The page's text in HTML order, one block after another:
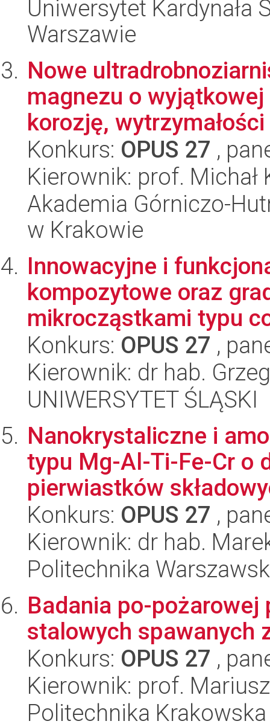
Uniwersytet Kardynała
Warszawie
Nowe
magnezu o
korozję,
Konkurs: OPUS 27 ,
Kierownik: prof. Michał
Akademia Górniczo-
w Krakowie
Innowacyjne i
kompozytowe oraz
mikrocząstkami typu
Konkurs: OPUS 27 ,
Kierownik: dr hab.
UNIWERSYTET ŚLĄSKI
Nanokrystaliczne i
typu Mg-Al-Ti-Fe-Cr o
pierwiastków
Konkurs: OPUS 27 ,
Kierownik: dr hab.
Politechnika
Badania po-
stalowych spawanych
Konkurs: OPUS 27 ,
Kierownik: prof.
Politechnika